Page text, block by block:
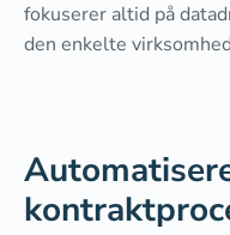
fokuserer altid på
den enkelte